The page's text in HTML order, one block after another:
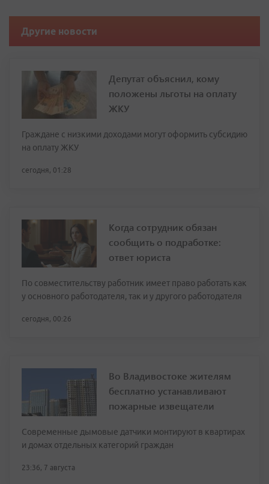
Другие новости
Депутат объяснил, кому
положены льготы на оплату
ЖКУ
Граждане с низкими доходами могут оформить субсидию
на оплату ЖКУ
сегодня, 01:28
Когда сотрудник обязан
сообщить о подработке:
ответ юриста
По совместительству работник имеет право работать как
у основного работодателя, так и у другого работодателя
сегодня, 00:26
Во Владивостоке жителям
бесплатно устанавливают
пожарные извещатели
Современные дымовые датчики монтируют в квартирах
и домах отдельных категорий граждан
23:36, 7 августа